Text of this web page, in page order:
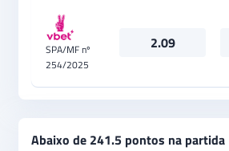
SPA/MF nº
254/2025
2.09
Abaixo de 241.5 pontos na partida